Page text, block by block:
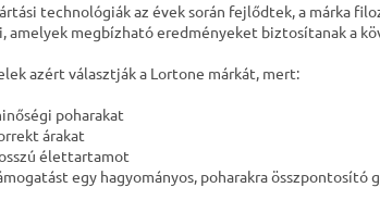
technológiák az évek során fejlődtek, a márka
amelyek megbízható eredményeket biztosítanak a
azért választják a Lortone márkát, mert:
poharakat
árakat
élettartamot
egy hagyományos, poharakra összpontosító